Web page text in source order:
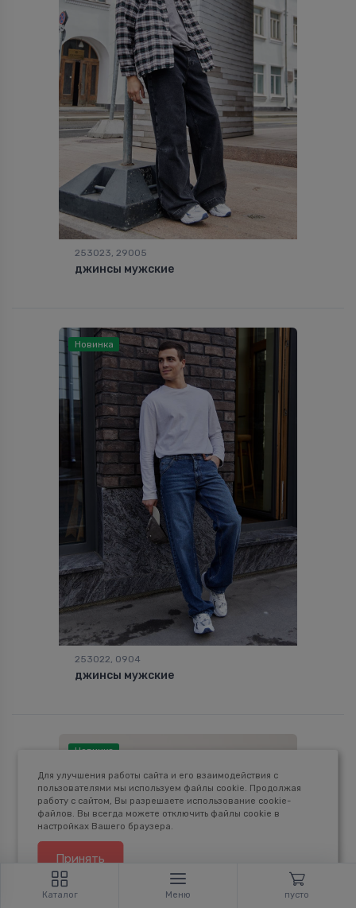
253023, 29005
джинсы мужские
Новинка
253022, 0904
джинсы мужские
Новинка
Каталог Меню пусто
Для улучшения работы сайта и его взаимодействия с
пользователями мы используем файлы cookie. Продолжая
работу с сайтом, Вы разрешаете использование cookie-
файлов. Вы всегда можете отключить файлы cookie в
настройках Вашего браузера.
Принять